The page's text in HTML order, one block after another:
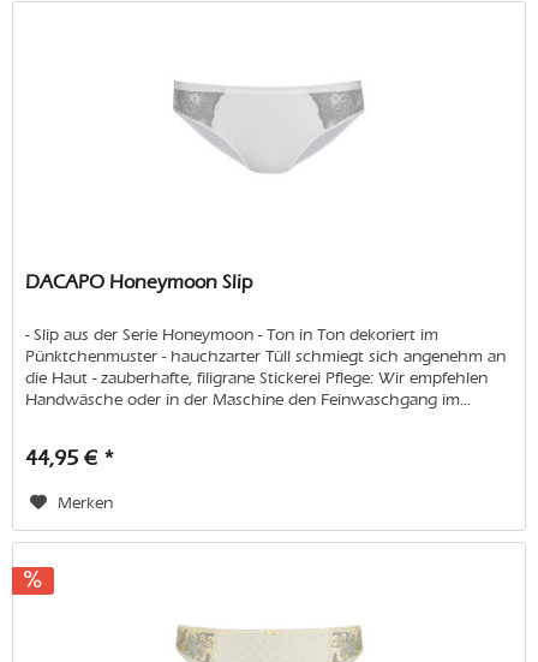
DACAPO Honeymoon Slip
- Slip aus der Serie Honeymoon - Ton in Ton dekoriert im
Pünktchenmuster - hauchzarter Tüll schmiegt sich angenehm an
die Haut - zauberhafte, filigrane Stickerei Pflege: Wir empfehlen
Handwäsche oder in der Maschine den Feinwaschgang im...
44,95 € *
Merken